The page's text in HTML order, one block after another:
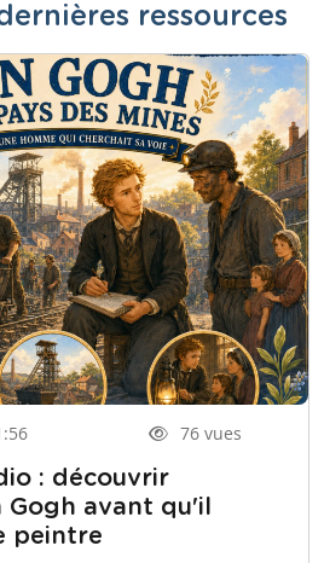
ressources
76 vues
: découvrir
Gogh avant qu'il
peintre